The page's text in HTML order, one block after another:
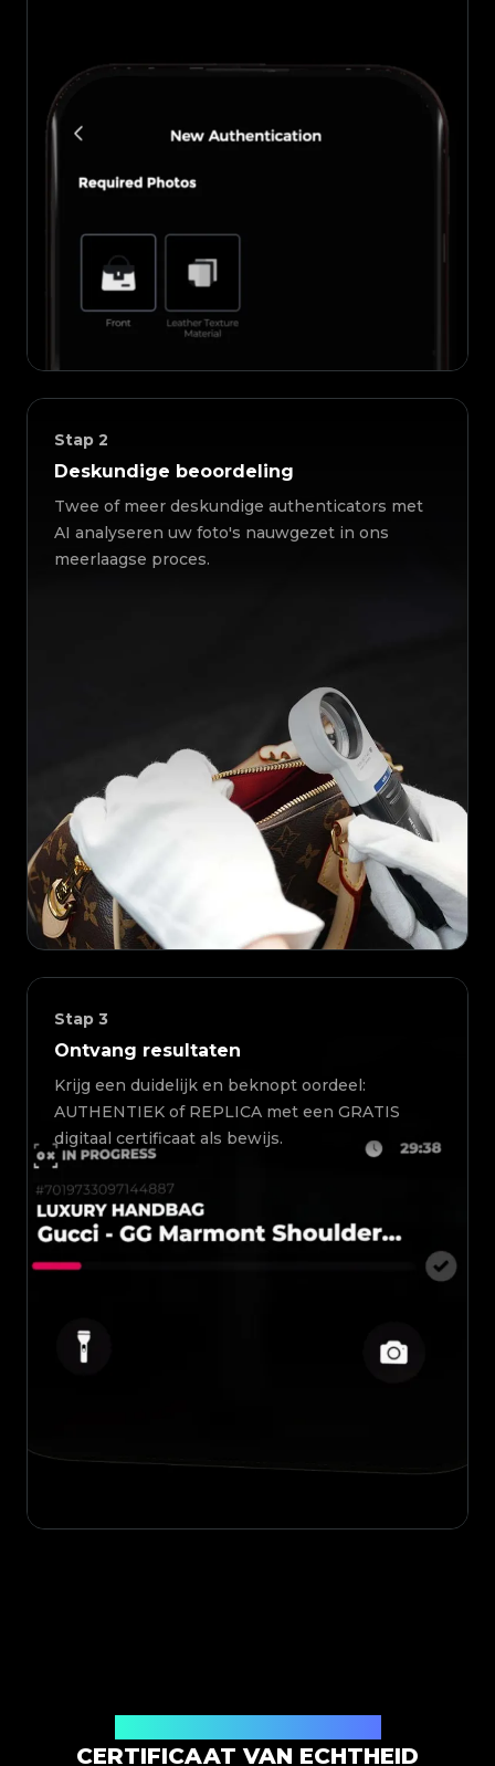
Stap 2
Deskundige beoordeling
Twee of meer deskundige authenticators met
AI analyseren uw foto's nauwgezet in ons
meerlaagse proces.
Stap 3
Ontvang resultaten
Krijg een duidelijk en beknopt oordeel:
AUTHENTIEK of REPLICA met een GRATIS
digitaal certificaat als bewijs.
CERTIFICAAT VAN ECHTHEID